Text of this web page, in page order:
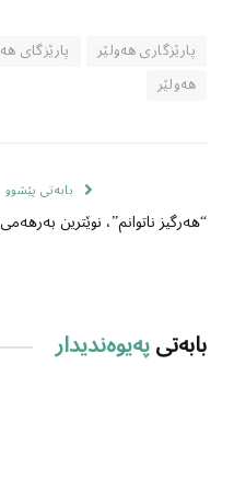
پارێزگاری هەولێر پارێزگای
هەولێر
بابەتی پێشوو
“هەرگیز ناتوانم”، نوێترین
بابەتیپەیوەندیدار